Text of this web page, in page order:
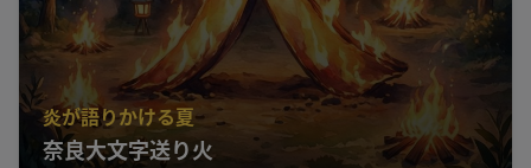
炎が語りかける夏
奈良大文字送り火